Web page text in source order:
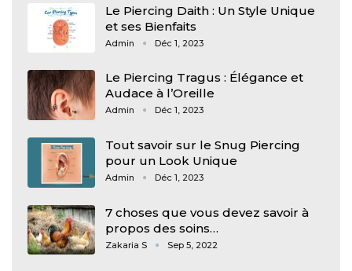
Le Piercing Daith : Un Style Unique
et ses Bienfaits
Admin Déc 1, 2023
Le Piercing Tragus : Élégance et
Audace à l’Oreille
Admin Déc 1, 2023
Tout savoir sur le Snug Piercing
pour un Look Unique
Admin Déc 1, 2023
7 choses que vous devez savoir à
propos des soins…
Zakaria S Sep 5, 2022